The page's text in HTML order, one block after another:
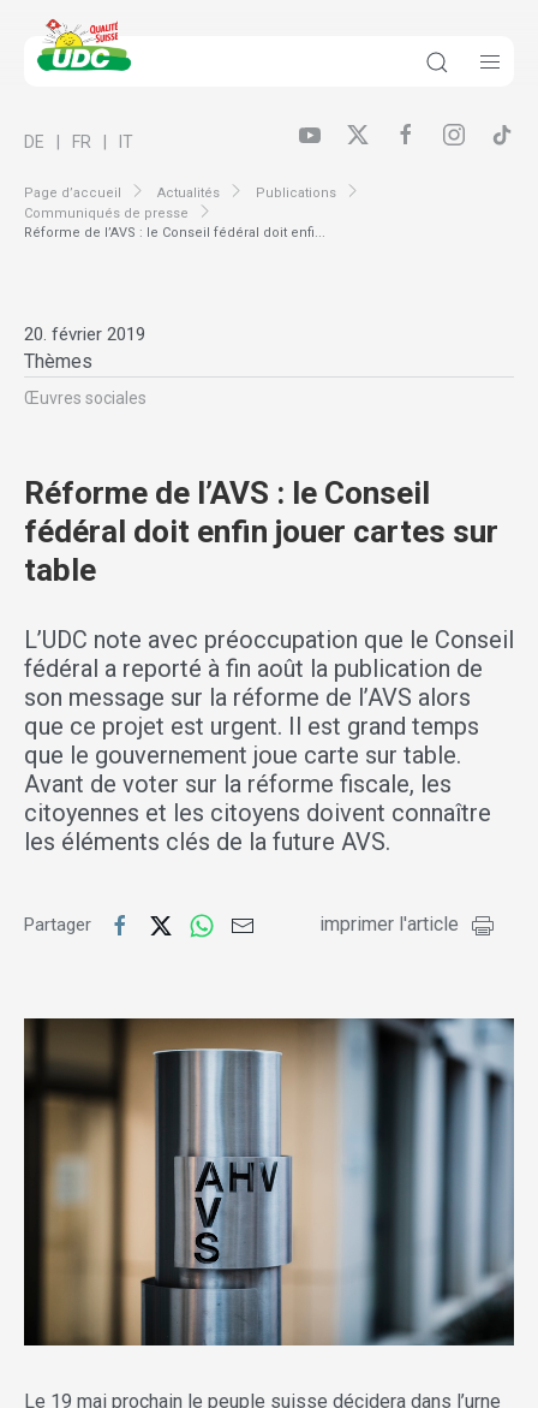
Page d’accueil Actualités
Publications
Communiqués de presse
Réforme de l’AVS : le Conseil fédéral doit enfi...
DE FR IT
20. février 2019
Thèmes
Œuvres sociales
Réforme de l’AVS : le Conseil
fédéral doit enfin jouer cartes sur
table
L’UDC note avec préoccupation que le Conseil
fédéral a reporté à fin août la publication de
son message sur la réforme de l’AVS alors
que ce projet est urgent. Il est grand temps
que le gouvernement joue carte sur table.
Avant de voter sur la réforme fiscale, les
citoyennes et les citoyens doivent connaître
les éléments clés de la future AVS.
Partager imprimer l'article
Le 19 mai prochain le peuple suisse décidera dans l’urne